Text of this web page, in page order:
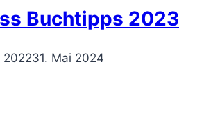
Buchtipps 2023
202231. Mai 2024